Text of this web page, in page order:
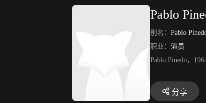
Pablo
别名： Pablo
职业： 演员
Pablo Pinedo，
分享